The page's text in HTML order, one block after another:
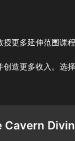
更多延伸范围课程
造更多收入。选
Cavern